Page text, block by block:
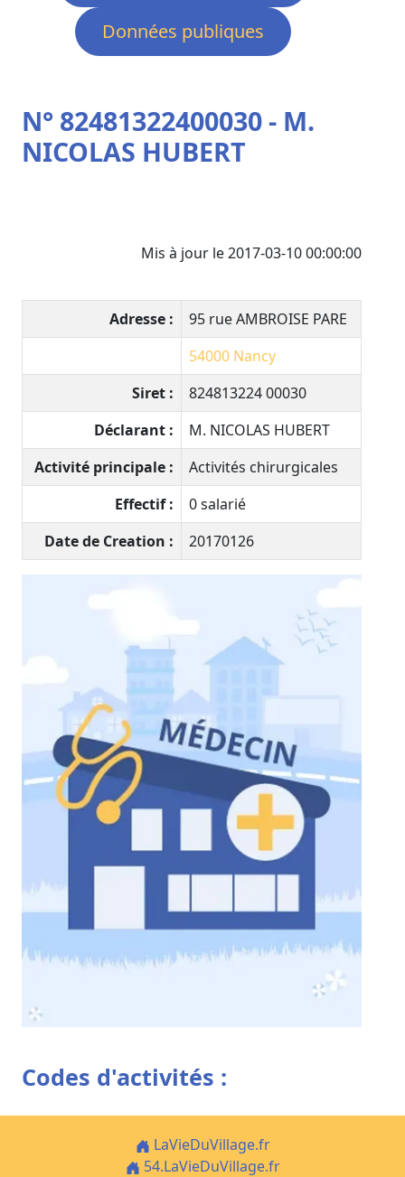
Données publiques
N° 82481322400030 - M.
NICOLAS HUBERT
Mis à jour le 2017-03-10 00:00:00
Adresse :
95 rue AMBROISE PARE
54000 Nancy
Siret :
824813224 00030
Déclarant :
M. NICOLAS HUBERT
Activité principale :
Activités chirurgicales
Effectif :
0 salarié
Date de Creation :
20170126
Codes d'activités :
LaVieDuVillage.fr
54.LaVieDuVillage.fr